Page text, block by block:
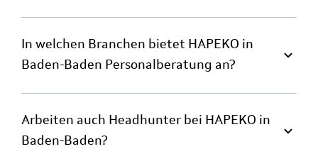
In welchen Branchen bietet HAPEKO in
Baden-Baden Personalberatung an?
Arbeiten auch Headhunter bei HAPEKO in
Baden-Baden?